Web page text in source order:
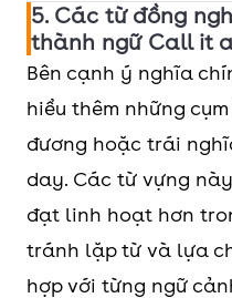
Ý
nghĩa
Dừng làm
một công
việc hoặc
nhiệm vụ
học tập ở
hiện tại
trong
5. Các từ đồng
thành ngữ Call it
Bên cạnh ý nghĩa
hiểu thêm những
đương hoặc trái
day. Các từ vựng
đạt linh hoạt hơn
tránh lặp từ và lựa
hợp với từng ngữ